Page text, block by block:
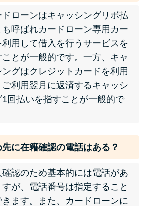
ードローン
特集ページ一覧
特徴で探す
銀行カードローンを選ぶべき4つ
無利息期間を利用して利息0円で
お金を借りる3つのポイント
種類・特徴別一覧
ドローンはキャッシングリボ払
も呼ばれカードローン専用カー
利用して借入を行うサービスを
ことが一般的です。一方、キャ
ングはクレジットカードを利用
ご利用翌月に返済するキャッシ
1回払いを指すことが一般的で
先に在籍確認の電話はある？
確認のため基本的には電話があ
すが、電話番号は指定すること
きます。また、カードローンに